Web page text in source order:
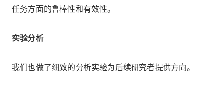
任务方面的鲁棒性和有效性。
实验分析
我们也做了细致的分析实验为后续研究者提供方向。